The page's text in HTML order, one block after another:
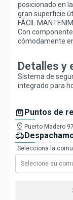
posicionado en
gran superficie
FÁCIL
Con
cómodamente
Detalles y
Sistema de
integrado para
boxPuntos de
pin_drop Puerto Madero
delivery_truck_speed
Selecciona la
Selecione su